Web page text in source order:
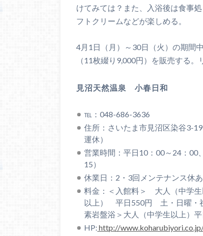
けてみては？また、入浴後は食事
フトクリームなどが楽しめる。
4月1日（月）～30日（火）の期間
（11枚綴り9,000円）を販売する
見沼天然温泉 小春日和
℡：048-686-3636
住所：さいたま市見沼区染谷3-
運休）
営業時間：平日10：00～24：00
15）
休業日：2・3回メンテナンス休あ
料金：＜入館料＞ 大人（中学
以上） 平日550円 土・日曜
素岩盤浴＞大人（中学生以上）
HP: http://